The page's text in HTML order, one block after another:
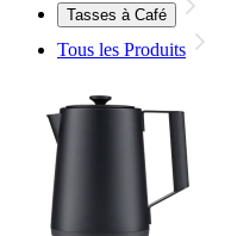
Tasses à Café
Tous les Produits